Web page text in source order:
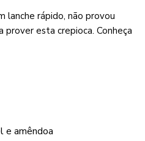
lanche rápido, não provou
prover esta crepioca. Conheça